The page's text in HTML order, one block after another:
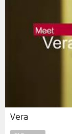
Vera